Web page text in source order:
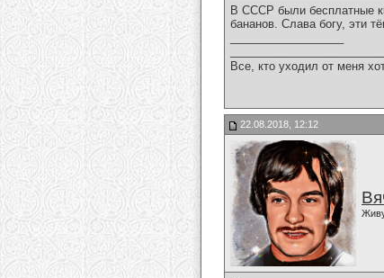
В СССР были бесплатные
бананов. Слава богу, эти
Все, кто уходил от меня
22.08.2018, 12:12